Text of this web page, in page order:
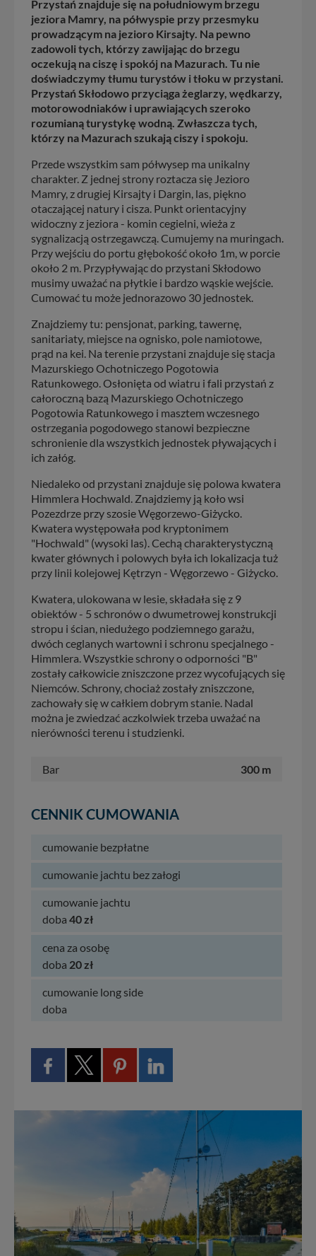
Przystań znajduje się na południowym brzegu
jeziora Mamry, na półwyspie przy przesmyku
prowadzącym na jezioro Kirsajty. Na pewno
zadowoli tych, którzy zawijając do brzegu
oczekują na ciszę i spokój na Mazurach. Tu nie
doświadczymy tłumu turystów i tłoku w przystani.
Przystań Skłodowo przyciąga żeglarzy, wędkarzy,
motorowodniaków i uprawiających szeroko
rozumianą turystykę wodną. Zwłaszcza tych,
którzy na Mazurach szukają ciszy i spokoju.
Przede wszystkim sam półwysep ma unikalny
charakter. Z jednej strony roztacza się Jezioro
Mamry, z drugiej Kirsajty i Dargin, las, piękno
otaczającej natury i cisza. Punkt orientacyjny
widoczny z jeziora - komin cegielni, wieża z
sygnalizacją ostrzegawczą. Cumujemy na muringach.
Przy wejściu do portu głębokość około 1m, w porcie
około 2 m. Przypływając do przystani Skłodowo
musimy uważać na płytkie i bardzo wąskie wejście.
Cumować tu może jednorazowo 30 jednostek.
Znajdziemy tu: pensjonat, parking, tawernę,
sanitariaty, miejsce na ognisko, pole namiotowe,
prąd na kei. Na terenie przystani znajduje się stacja
Mazurskiego Ochotniczego Pogotowia
Ratunkowego. Osłonięta od wiatru i fali przystań z
całoroczną bazą Mazurskiego Ochotniczego
Pogotowia Ratunkowego i masztem wczesnego
ostrzegania pogodowego stanowi bezpieczne
schronienie dla wszystkich jednostek pływających i
ich załóg.
Niedaleko od przystani znajduje się polowa kwatera
Himmlera Hochwald. Znajdziemy ją koło wsi
Pozezdrze przy szosie Węgorzewo-Giżycko.
Kwatera występowała pod kryptonimem
"Hochwald" (wysoki las). Cechą charakterystyczną
kwater głównych i polowych była ich lokalizacja tuż
przy linii kolejowej Kętrzyn - Węgorzewo - Giżycko.
Kwatera, ulokowana w lesie, składała się z 9
obiektów - 5 schronów o dwumetrowej konstrukcji
stropu i ścian, niedużego podziemnego garażu,
dwóch ceglanych wartowni i schronu specjalnego -
Himmlera. Wszystkie schrony o odporności "B"
zostały całkowicie zniszczone przez wycofujących się
Niemców. Schrony, chociaż zostały zniszczone,
zachowały się w całkiem dobrym stanie. Nadal
można je zwiedzać aczkolwiek trzeba uważać na
nierówności terenu i studzienki.
Bar 300 m
CENNIK CUMOWANIA
cumowanie bezpłatne
cumowanie jachtu bez załogi
cumowanie jachtu
doba 40 zł
cena za osobę
doba 20 zł
cumowanie long side
doba